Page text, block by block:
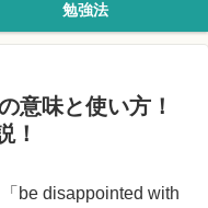
勉強法
意味と使い方！
！
be disappointed with